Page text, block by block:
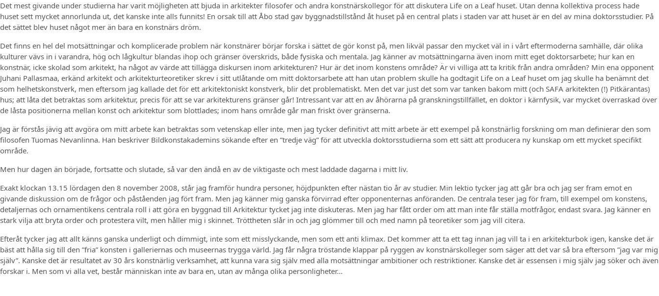
Det mest givande under studierna har varit möjligheten att bjuda in arkitekter filosofer och andra konstnärskollegor för att diskutera Life on a Leaf huset. Utan denna kollektiva process hade
huset sett mycket annorlunda ut, det kanske inte alls funnits! En orsak till att Åbo stad gav byggnadstillstånd åt huset på en central plats i staden var att huset är en del av mina doktorsstudier. På
det sättet blev huset något mer än bara en konstnärs dröm.
Det finns en hel del motsättningar och komplicerade problem när konstnärer börjar forska i sättet de gör konst på, men likväl passar den mycket väl in i vårt eftermoderna samhälle, där olika
kulturer vävs in i varandra, hög och lågkultur blandas ihop och gränser överskrids, både fysiska och mentala. Jag känner av motsättningarna även inom mitt eget doktorsarbete; hur kan en
konstnär, icke skolad som arkitekt, ha något av värde att tillägga diskursen inom arkitekturen? Hur är det inom konstens område? Är vi villiga att ta kritik från andra områden? Min ena opponent
Juhani Pallasmaa, erkänd arkitekt och arkitekturteoretiker skrev i sitt utlåtande om mitt doktorsarbete att han utan problem skulle ha godtagit Life on a Leaf huset om jag skulle ha benämnt det
som helhetskonstverk, men eftersom jag kallade det för ett arkitektoniskt konstverk, blir det problematiskt. Men det var just det som var tanken bakom mitt (och SAFA arkitekten (!) Pitkärantas)
hus; att låta det betraktas som arkitektur, precis för att se var arkitekturens gränser går! Intressant var att en av åhörarna på granskningstillfället, en doktor i kärnfysik, var mycket överraskad över
de låsta positionerna mellan konst och arkitektur som blottlades; inom hans område går man friskt över gränserna.
Jag är förstås jävig att avgöra om mitt arbete kan betraktas som vetenskap eller inte, men jag tycker definitivt att mitt arbete är ett exempel på konstnärlig forskning om man definierar den som
filosofen Tuomas Nevanlinna. Han beskriver Bildkonstakademins sökande efter en ”tredje väg” för att utveckla doktorsstudierna som ett sätt att producera ny kunskap om ett mycket specifikt
område.
Men hur dagen än började, fortsatte och slutade, så var den ändå en av de viktigaste och mest laddade dagarna i mitt liv.
Exakt klockan 13.15 lördagen den 8 november 2008, står jag framför hundra personer, höjdpunkten efter nästan tio år av studier. Min lektio tycker jag att går bra och jag ser fram emot en
givande diskussion om de frågor och påståenden jag fört fram. Men jag känner mig ganska förvirrad efter opponenternas anföranden. De centrala teser jag för fram, till exempel om konstens,
detaljernas och ornamentikens centrala roll i att göra en byggnad till Arkitektur tycket jag inte diskuteras. Men jag har fått order om att man inte får ställa motfrågor, endast svara. Jag känner en
stark vilja att bryta order och protestera vilt, men håller mig i skinnet. Tröttheten slår in och jag glömmer till och med namn på teoretiker som jag vill citera.
Efteråt tycker jag att allt känns ganska underligt och dimmigt, inte som ett misslyckande, men som ett anti klimax. Det kommer att ta ett tag innan jag vill ta i en arkitekturbok igen, kanske det är
bäst att hålla sig till den ”fria” konsten i galleriernas och museernas trygga värld. Jag får några tröstande klappar på ryggen av konstnärskolleger som säger att det var så bra eftersom ”jag var mig
själv”. Kanske det är resultatet av 30 års konstnärlig verksamhet, att kunna vara sig själv med alla motsättningar ambitioner och restriktioner. Kanske det är essensen i mig själv jag söker och även
forskar i. Men som vi alla vet, består människan inte av bara en, utan av många olika personligheter…